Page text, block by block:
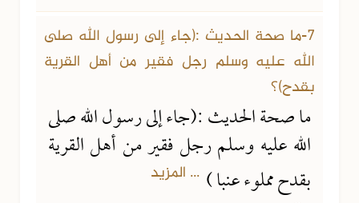
7-ما صحة الحديث :(جاء إلى رسول الله صلى
الله عليه وسلم رجل فقير من أهل القرية
بقدح)؟
ما صحة الحديث :(جاء إلى رسول الله صلى
الله عليه وسلم رجل فقير من أهل القرية
بقدح مملوء عنبا ) ... المزيد